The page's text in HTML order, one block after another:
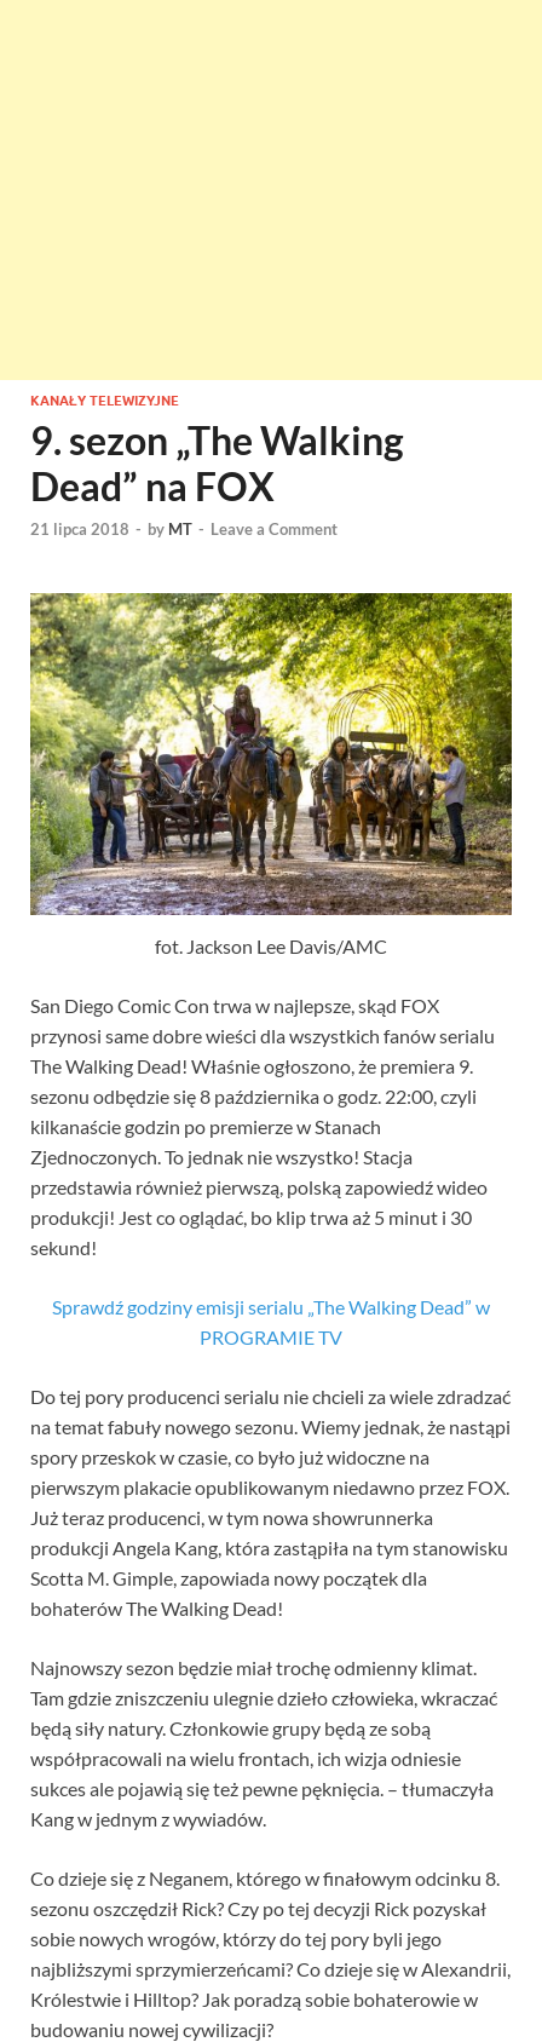
KANAŁY TELEWIZYJNE
9. sezon „The Walking
Dead” na FOX
21 lipca 2018 - by MT - Leave a Comment
fot. Jackson Lee Davis/AMC
San Diego Comic Con trwa w najlepsze, skąd FOX
przynosi same dobre wieści dla wszystkich fanów serialu
The Walking Dead! Właśnie ogłoszono, że premiera 9.
sezonu odbędzie się 8 października o godz. 22:00, czyli
kilkanaście godzin po premierze w Stanach
Zjednoczonych. To jednak nie wszystko! Stacja
przedstawia również pierwszą, polską zapowiedź wideo
produkcji! Jest co oglądać, bo klip trwa aż 5 minut i 30
sekund!
Sprawdź godziny emisji serialu „The Walking Dead” w
PROGRAMIE TV
Do tej pory producenci serialu nie chcieli za wiele zdradzać
na temat fabuły nowego sezonu. Wiemy jednak, że nastąpi
spory przeskok w czasie, co było już widoczne na
pierwszym plakacie opublikowanym niedawno przez FOX.
Już teraz producenci, w tym nowa showrunnerka
produkcji Angela Kang, która zastąpiła na tym stanowisku
Scotta M. Gimple, zapowiada nowy początek dla
bohaterów The Walking Dead!
Najnowszy sezon będzie miał trochę odmienny klimat.
Tam gdzie zniszczeniu ulegnie dzieło człowieka, wkraczać
będą siły natury. Członkowie grupy będą ze sobą
współpracowali na wielu frontach, ich wizja odniesie
sukces ale pojawią się też pewne pęknięcia. – tłumaczyła
Kang w jednym z wywiadów.
Co dzieje się z Neganem, którego w finałowym odcinku 8.
sezonu oszczędził Rick? Czy po tej decyzji Rick pozyskał
sobie nowych wrogów, którzy do tej pory byli jego
najbliższymi sprzymierzeńcami? Co dzieje się w Alexandrii,
Królestwie i Hilltop? Jak poradzą sobie bohaterowie w
budowaniu nowej cywilizacji?